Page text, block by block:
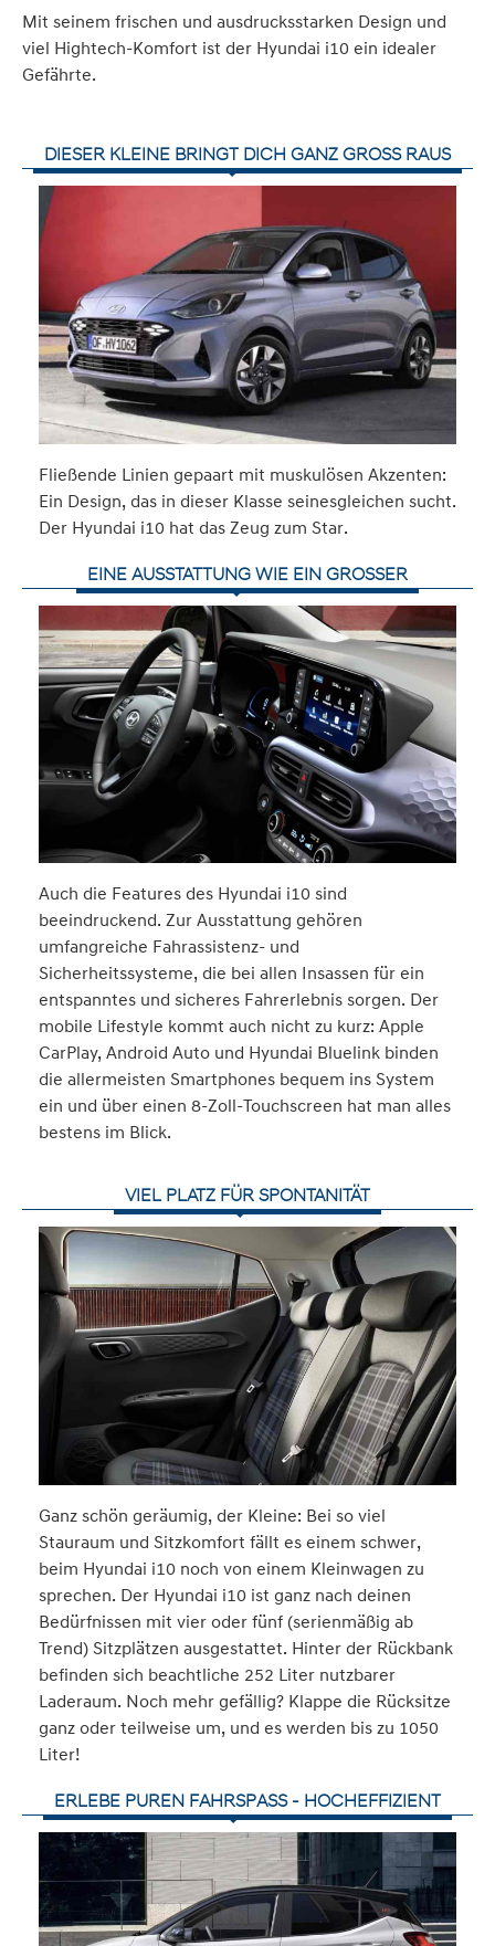
Mit seinem frischen und ausdrucksstarken Design und
viel Hightech-Komfort ist der Hyundai i10 ein idealer
Gefährte.
DIESER KLEINE BRINGT DICH GANZ GROSS RAUS
Fließende Linien gepaart mit muskulösen Akzenten:
Ein Design, das in dieser Klasse seinesgleichen sucht.
Der Hyundai i10 hat das Zeug zum Star.
EINE AUSSTATTUNG WIE EIN GROSSER
Auch die Features des Hyundai i10 sind
beeindruckend. Zur Ausstattung gehören
umfangreiche Fahrassistenz- und
Sicherheitssysteme, die bei allen Insassen für ein
entspanntes und sicheres Fahrerlebnis sorgen. Der
mobile Lifestyle kommt auch nicht zu kurz: Apple
CarPlay, Android Auto und Hyundai Bluelink binden
die allermeisten Smartphones bequem ins System
ein und über einen 8-Zoll-Touchscreen hat man alles
bestens im Blick.
VIEL PLATZ FÜR SPONTANITÄT
Ganz schön geräumig, der Kleine: Bei so viel
Stauraum und Sitzkomfort fällt es einem schwer,
beim Hyundai i10 noch von einem Kleinwagen zu
sprechen. Der Hyundai i10 ist ganz nach deinen
Bedürfnissen mit vier oder fünf (serienmäßig ab
Trend) Sitzplätzen ausgestattet. Hinter der Rückbank
befinden sich beachtliche 252 Liter nutzbarer
Laderaum. Noch mehr gefällig? Klappe die Rücksitze
ganz oder teilweise um, und es werden bis zu 1050
Liter!
ERLEBE PUREN FAHRSPASS - HOCHEFFIZIENT